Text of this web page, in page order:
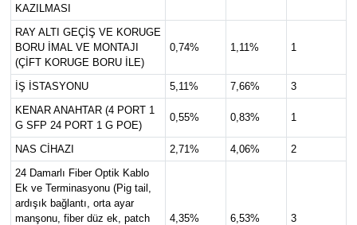
KAZILMASI
RAY ALTI GEÇİŞ VE KORUGE
BORU İMAL VE MONTAJI
(ÇİFT KORUGE BORU İLE)
0,74% 1,11% 1
İŞ İSTASYONU 5,11% 7,66%
3
KENAR ANAHTAR (4 PORT 1
G SFP 24 PORT 1 G POE)
0,55% 0,83% 1
NAS CİHAZI 2,71% 4,06%
2
24 Damarlı Fiber Optik Kablo
Ek ve Terminasyonu (Pig tail,
ardışık bağlantı, orta ayar
manşonu, fiber düz ek, patch
4,35% 6,53% 3